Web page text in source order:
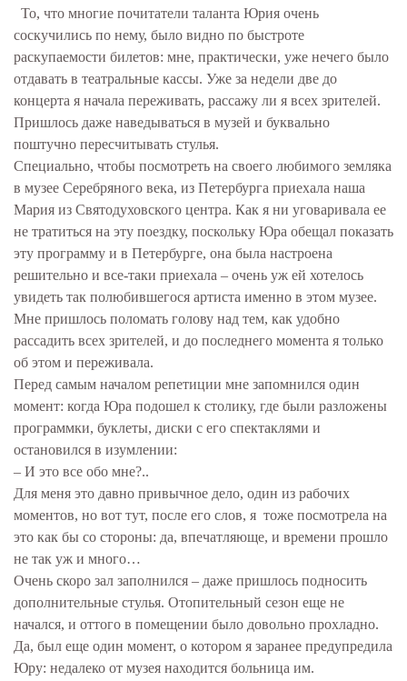
То, что многие почитатели таланта Юрия очень
соскучились по нему, было видно по быстроте
раскупаемости билетов: мне, практически, уже нечего было
отдавать в театральные кассы. Уже за недели две до
концерта я начала переживать, рассажу ли я всех зрителей.
Пришлось даже наведываться в музей и буквально
поштучно пересчитывать стулья.
Специально, чтобы посмотреть на своего любимого земляка
в музее Серебряного века, из Петербурга приехала наша
Мария из Святодуховского центра. Как я ни уговаривала ее
не тратиться на эту поездку, поскольку Юра обещал показать
эту программу и в Петербурге, она была настроена
решительно и все-таки приехала – очень уж ей хотелось
увидеть так полюбившегося артиста именно в этом музее.
Мне пришлось поломать голову над тем, как удобно
рассадить всех зрителей, и до последнего момента я только
об этом и переживала.
Перед самым началом репетиции мне запомнился один
момент: когда Юра подошел к столику, где были разложены
программки, буклеты, диски с его спектаклями и
остановился в изумлении:
– И это все обо мне?..
Для меня это давно привычное дело, один из рабочих
моментов, но вот тут, после его слов, я тоже посмотрела на
это как бы со стороны: да, впечатляюще, и времени прошло
не так уж и много…
Очень скоро зал заполнился – даже пришлось подносить
дополнительные стулья. Отопительный сезон еще не
начался, и оттого в помещении было довольно прохладно.
Да, был еще один момент, о котором я заранее предупредила
Юру: недалеко от музея находится больница им.